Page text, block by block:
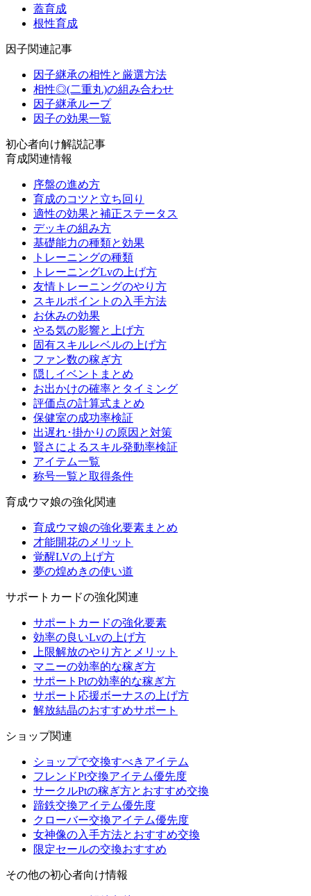
蓋育成
根性育成
因子関連記事
因子継承の相性と厳選方法
相性◎(二重丸)の組み合わせ
因子継承ループ
因子の効果一覧
初心者向け解説記事
育成関連情報
序盤の進め方
育成のコツと立ち回り
適性の効果と補正ステータス
デッキの組み方
基礎能力の種類と効果
トレーニングの種類
トレーニングLvの上げ方
友情トレーニングのやり方
スキルポイントの入手方法
お休みの効果
やる気の影響と上げ方
固有スキルレベルの上げ方
ファン数の稼ぎ方
隠しイベントまとめ
お出かけの確率とタイミング
評価点の計算式まとめ
保健室の成功率検証
出遅れ･掛かりの原因と対策
賢さによるスキル発動率検証
アイテム一覧
称号一覧と取得条件
育成ウマ娘の強化関連
育成ウマ娘の強化要素まとめ
才能開花のメリット
覚醒LVの上げ方
夢の煌めきの使い道
サポートカードの強化関連
サポートカードの強化要素
効率の良いLvの上げ方
上限解放のやり方とメリット
マニーの効率的な稼ぎ方
サポートPtの効率的な稼ぎ方
サポート応援ボーナスの上げ方
解放結晶のおすすめサポート
ショップ関連
ショップで交換すべきアイテム
フレンドPt交換アイテム優先度
サークルPtの稼ぎ方とおすすめ交換
蹄鉄交換アイテム優先度
クローバー交換アイテム優先度
女神像の入手方法とおすすめ交換
限定セールの交換おすすめ
その他の初心者向け情報